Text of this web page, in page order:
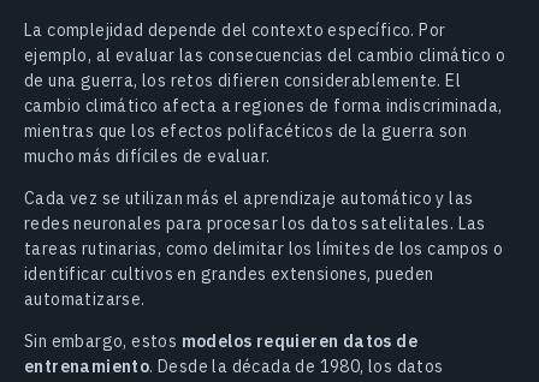
La complejidad depende del contexto específico. Por
ejemplo, al evaluar las consecuencias del cambio climático o
de una guerra, los retos difieren considerablemente. El
cambio climático afecta a regiones de forma indiscriminada,
mientras que los efectos polifacéticos de la guerra son
mucho más difíciles de evaluar.
Cada vez se utilizan más el aprendizaje automático y las
redes neuronales para procesar los datos satelitales. Las
tareas rutinarias, como delimitar los límites de los campos o
identificar cultivos en grandes extensiones, pueden
automatizarse.
Sin embargo, estos modelos requieren datos de
entrenamiento. Desde la década de 1980, los datos